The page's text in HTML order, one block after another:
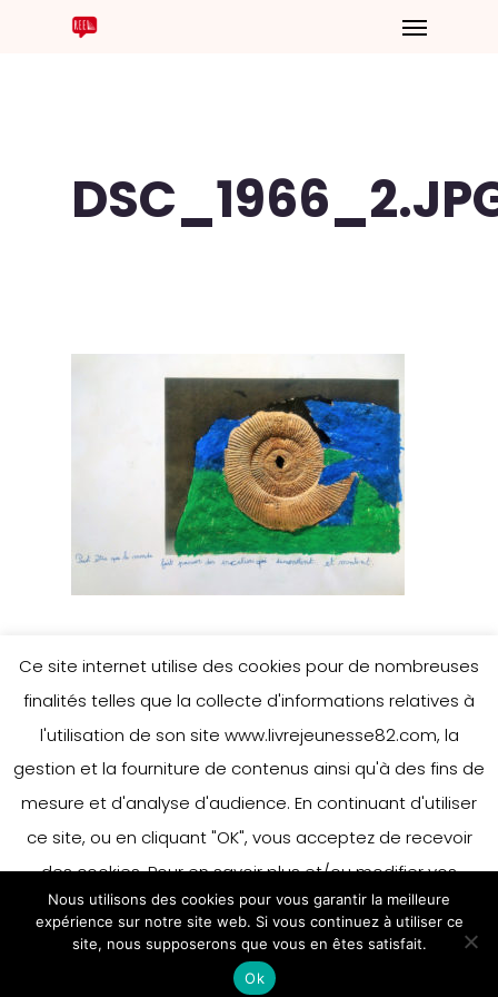
Ce site internet utilise des cookies pour de nombreuses
finalités telles que la collecte d'informations relatives à
l'utilisation de son site www.livrejeunesse82.com, la
gestion et la fourniture de contenus ainsi qu'à des fins de
mesure et d'analyse d'audience. En continuant d'utiliser
ce site, ou en cliquant "OK", vous acceptez de recevoir
des cookies. Pour en savoir plus et/ou modifier vos
préférences en matière de cookies, merci de vous référer
à notre politique sur les cookies.
Accepter
En savoir plus
Nous utilisons des cookies pour vous garantir la meilleure
expérience sur notre site web. Si vous continuez à utiliser ce
site, nous supposerons que vous en êtes satisfait.
Ok